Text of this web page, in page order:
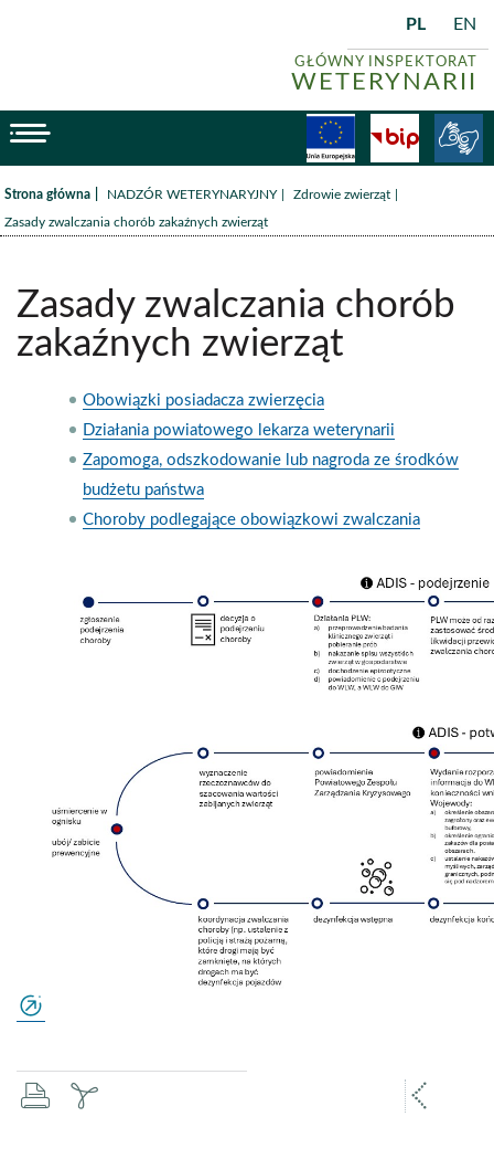
GŁÓWNY INSPEKTORAT
WETERYNARII
PL EN
BiP
Strona główna /NADZÓR WETERYNARYJNY /Zdrowie zwierząt
Zasady zwalczania chorób zakaźnych zwierząt
Zasady zwalczania chorób
zakaźnych zwierząt
Obowiązki posiadacza zwierzęcia
Działania powiatowego lekarza weterynarii
Zapomoga, odszkodowanie lub nagroda ze środków
budżetu państwa
Choroby podlegające obowiązkowi zwalczania
drukujzapisz